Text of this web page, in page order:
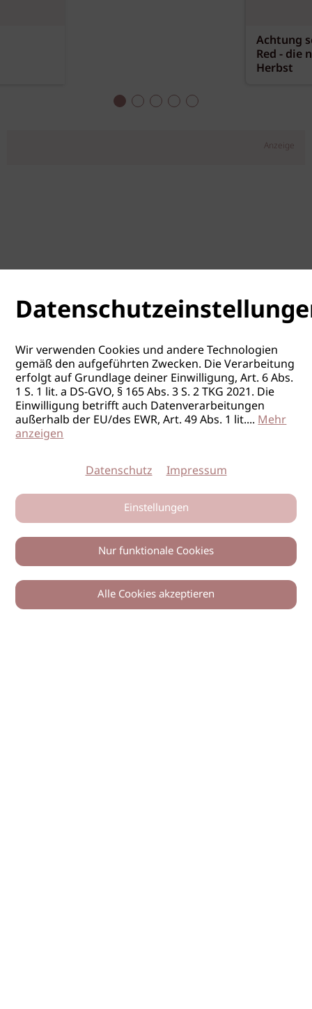
Achtung
Red - die
Herbst
Anzeige
0
Wir verwenden Cookies und andere Technologien
gemäß den aufgeführten Zwecken. Die Verarbeitung
erfolgt auf Grundlage deiner Einwilligung, Art. 6 Abs.
1 S. 1 lit. a DS-GVO, § 165 Abs. 3 S. 2 TKG 2021. Die
Einwilligung betrifft auch Datenverarbeitungen
außerhalb der EU/des EWR, Art. 49 Abs. 1 lit....Mehr
anzeigen
Datenschutz Impressum
Einstellungen
Nur funktionale Cookies
Alle Cookies akzeptieren